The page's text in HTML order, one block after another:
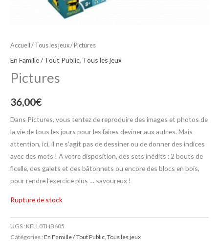
Accueil / Tous les jeux/ Pictures
En Famille / Tout Public, Tous les jeux
Pictures
36,00€
Dans Pictures, vous tentez de reproduire des images et photos de
la vie de tous les jours pour les faires deviner aux autres. Mais
attention, ici, il ne s’agit pas de dessiner ou de donner des indices
avec des mots ! A votre disposition, des sets inédits : 2 bouts de
ficelle, des galets et des bâtonnets ou encore des blocs en bois,
pour rendre l’exercice plus … savoureux !
Rupture de stock
UGS : KFLL0THB605
Catégories :En Famille / Tout Public ,Tous les jeux